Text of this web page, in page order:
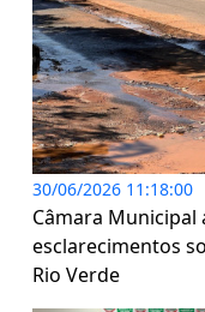
30/06/2026 11:18:00
Câmara
esclarecimentos
Rio Verde